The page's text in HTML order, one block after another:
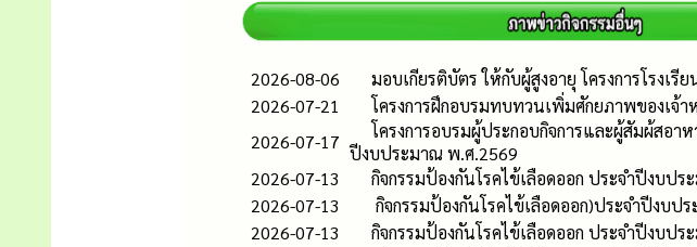
2026-08-06
มอบเกียรติบัตร ให้กับผู้สูงอายุ โครงการโรงเ
2026-07-21
โครงการฝึกอบรมทบทวนเพิ่มศักยภาพของเจ้
2026-07-17
โครงการอบรมผู้ประกอบกิจการและผู้สัมผ้สอ
ปีงบประมาณ พ.ศ.2569
2026-07-13
กิจกรรมป้องกันโรคไข้เลือดออก ประจำปีง
2026-07-13
กิจกรรมป้องกันโรคไข้เลือดออก)ประจำปีง
2026-07-13
กิจกรรมป้องกันโรคไข้เลือดออก ประจำปีงบ